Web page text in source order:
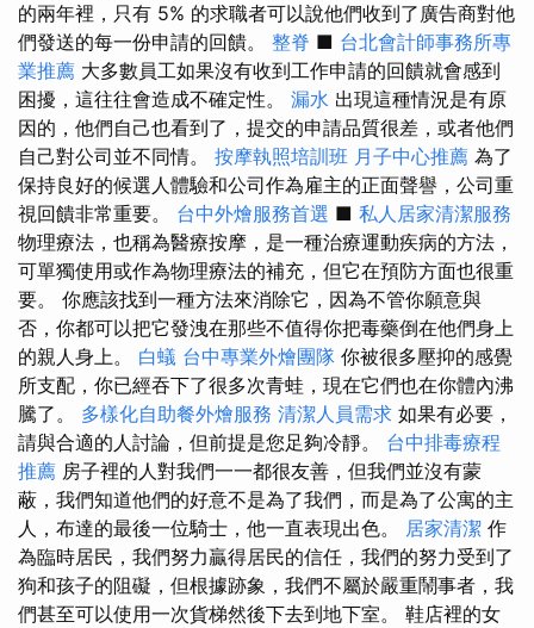
的兩年裡，只有 5% 的求職者可以說他們收到了廣告商對他
們發送的每一份申請的回饋。 整脊 ■ 台北會計師事務所專
業推薦 大多數員工如果沒有收到工作申請的回饋就會感到
困擾，這往往會造成不確定性。 漏水 出現這種情況是有原
因的，他們自己也看到了，提交的申請品質很差，或者他們
自己對公司並不同情。 按摩執照培訓班 月子中心推薦 為了
保持良好的候選人體驗和公司作為雇主的正面聲譽，公司重
視回饋非常重要。 台中外燴服務首選 ■ 私人居家清潔服務
物理療法，也稱為醫療按摩，是一種治療運動疾病的方法，
可單獨使用或作為物理療法的補充，但它在預防方面也很重
要。 你應該找到一種方法來消除它，因為不管你願意與
否，你都可以把它發洩在那些不值得你把毒藥倒在他們身上
的親人身上。 白蟻 台中專業外燴團隊 你被很多壓抑的感覺
所支配，你已經吞下了很多次青蛙，現在它們也在你體內沸
騰了。 多樣化自助餐外燴服務 清潔人員需求 如果有必要，
請與合適的人討論，但前提是您足夠冷靜。 台中排毒療程
推薦 房子裡的人對我們一一都很友善，但我們並沒有蒙
蔽，我們知道他們的好意不是為了我們，而是為了公寓的主
人，布達的最後一位騎士，他一直表現出色。 居家清潔 作
為臨時居民，我們努力贏得居民的信任，我們的努力受到了
狗和孩子的阻礙，但根據跡象，我們不屬於嚴重鬧事者，我
們甚至可以使用一次貨梯然後下去到地下室。 鞋店裡的女